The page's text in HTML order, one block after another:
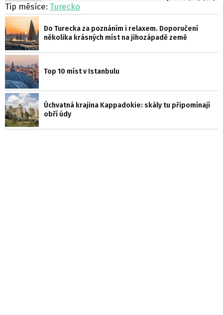
Tip měsíce: Turecko
Do Turecka za poznáním i relaxem. Doporučení
několika krásných míst na jihozápadě země
Top 10 míst v Istanbulu
Úchvatná krajina Kappadokie: skály tu připomínají
obří údy